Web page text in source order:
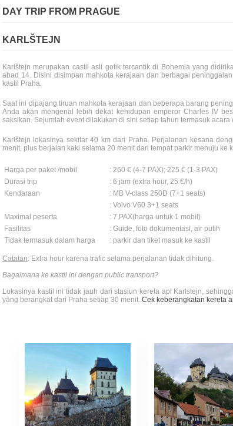
DAY TRIP FROM PRAGUE
KARLŠTEJN
Karlštejn merupakan castil asli gotik tercantik di Bohemia yang
abad 14. Disini disimpan mahkota kerajaan dan berbagai
kastil Praha.
Saat ini dipajang tiruan mahkota kerajaan dan beberapa barang
Anda akan mengenal lebih dekat kehidupan emperor Charles IV
saksikan. Sejumlah event dilakukan di sini setiap tahun termasuk
Karlštejn lokasinya sekitar 40 km dari Praha. Perjalanan kesana
menit, plus berjalan kaki selama 20 menit dari tempat parkir menuju ke
Harga per paket /mobil
: 260 € (4-7 PAX); 225 € (1-3 PAX)
Durasi trip
: 6 jam (extra hour, 25 €/h)
Kendaraan
: MB V-class 250D (7+1 seats)
: Volvo V60 3+1 seats
Maximal peserta
: 7 PAX(harga untuk 1 mobil)
Fasilitas
: Guide, foto dokumentasi, air putih
Tidak termasuk dalam harga
: parkir dan tiket masuk ke kastil
Catatan: Extra hour karena trafic selama perjalanan tidak dihitung.
Bagaimana ke kastil ini dengan public transport?
Lokasinya kastil ini tidak jauh dari stasiun kereta api Karlstejn,
yang berangkat dari Praha setiap 30 menit. Cek keberangkatan kereta